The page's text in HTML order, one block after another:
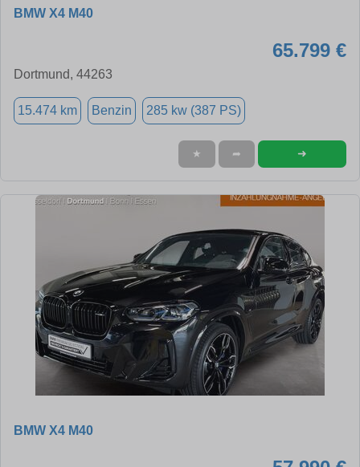
BMW X4 M40
65.799 €
Dortmund, 44263
15.474 km Benzin 285 kw (387 PS)
★ ➦ ➜
BMW X4 M40